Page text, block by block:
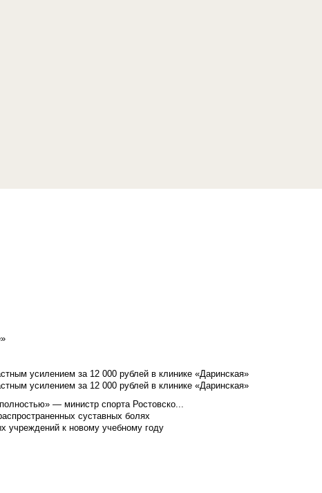
усилением за 12 000 рублей в клинике «Даринская»
усилением за 12 000 рублей в клинике «Даринская»
— министр спорта Ростовско...
суставных болях
учреждений к новому учебному году